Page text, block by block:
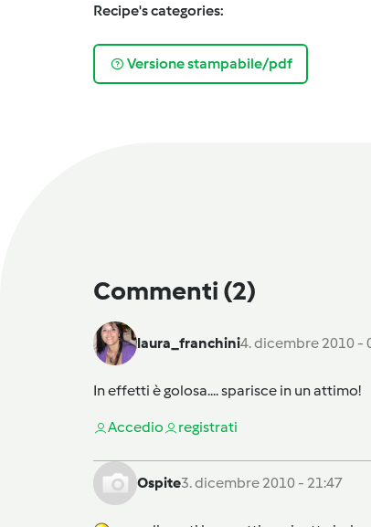
Recipe's categories:
Versione stampabile/pdf
Commenti (2)
laura_franchini4. dicembre 2010 -
In effetti è golosa.... sparisce in un attimo!
Accedio registrati
Ospite3. dicembre 2010 - 21:47